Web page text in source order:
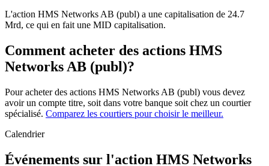
L'action HMS Networks AB (publ) a une capitalisation de 24.7
Mrd, ce qui en fait une MID capitalisation.
Comment acheter des actions HMS
Networks AB (publ)?
Pour acheter des actions HMS Networks AB (publ) vous devez
avoir un compte titre, soit dans votre banque soit chez un courtier
spécialisé. Comparez les courtiers pour choisir le meilleur.
Calendrier
Événements sur l'action HMS Networks